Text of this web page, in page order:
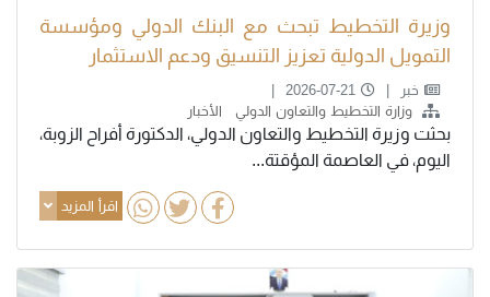
وزيرة التخطيط تبحث مع البنك الدولي ومؤسسة
التمويل الدولية تعزيز التنسيق ودعم الاستثمار
خبر
2026-07-21
وزارة التخطيط والتعاون الدولي
الأخبار
بحثت وزيرة التخطيط والتعاون الدولي، الدكتورة أفراح الزوبة،
اليوم، في العاصمة المؤقتة...
اقرأ المزيد